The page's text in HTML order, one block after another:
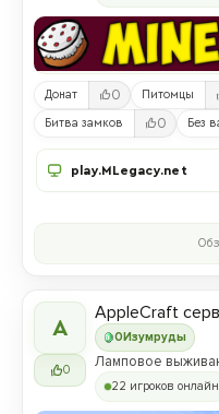
Донат 0 Питомцы
Битва замков 0 Без
play.MLegacy.net
A
0
0 Изумруды
AppleCraft
Ламповое
22 игроков онлайн